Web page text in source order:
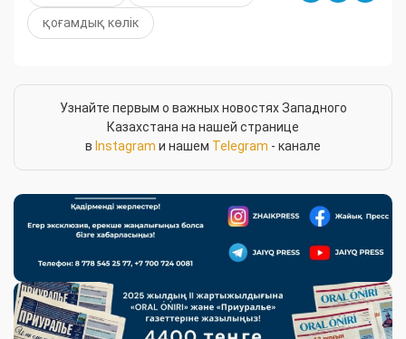
қоғамдық көлік
Узнайте первым о важных новостях Западного
Казахстана на нашей странице
в Instagram и нашем Telegram - канале